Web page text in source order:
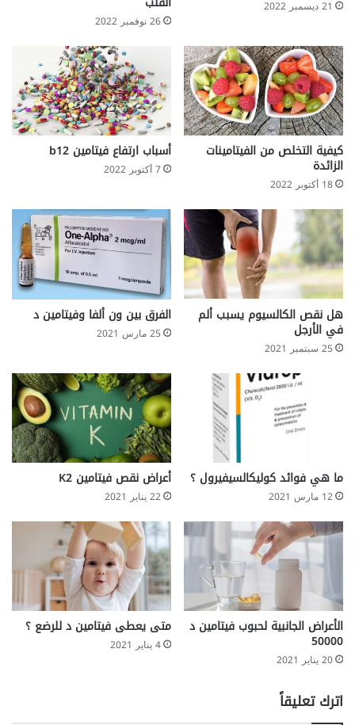
a
n
a
n
غ
ل
و
ك
و
م
ن
ا
ن
ل
ت
خ
س
ي
س
و
ا
د
أ
ض
ر
ا
ر
ا
21 ديسمبر 2022
26 نوفمبر 2022
كيفية التخلص من الفيتامينات
الزائدة
18 أكتوبر 2022
أسباب ارتفاع فيتامين b12
7 أكتوبر 2022
هل نقص الكالسيوم يسبب ألم
في الأرجل
25 سبتمبر 2021
الفرق بين ون ألفا وفيتامين د
25 مارس 2021
ما هي فوائد كوليكالسيفيرول ؟
12 مارس 2021
أعراض نقص فيتامين K2
22 يناير 2021
الأعراض الجانبية لحبوب فيتامين د
50000
20 يناير 2021
متى يعطى فيتامين د للرضع ؟
4 يناير 2021
اترك تعليقاً